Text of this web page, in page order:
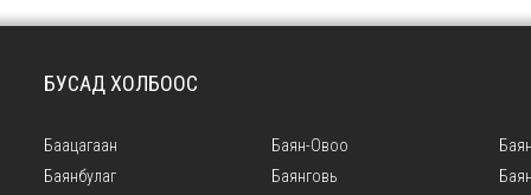
БУСАД ХОЛБООС
Баацагаан Баян-Овоо
Баянбулаг
Баянговь